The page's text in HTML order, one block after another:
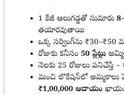
1 కేజీ ఆలుగడ్డతో సుమారు
తయారవుతాయి
ఒక్క సర్వింగ్‌ను ₹30–₹50
రోజుకు కనీసం 50 ప్లేట్లు
నెలకు 25 రోజులు పనిచేస్తే –
మంచి లొకేషన్‌లో అమ్మకాలు
₹1,00,000 ఆదాయం